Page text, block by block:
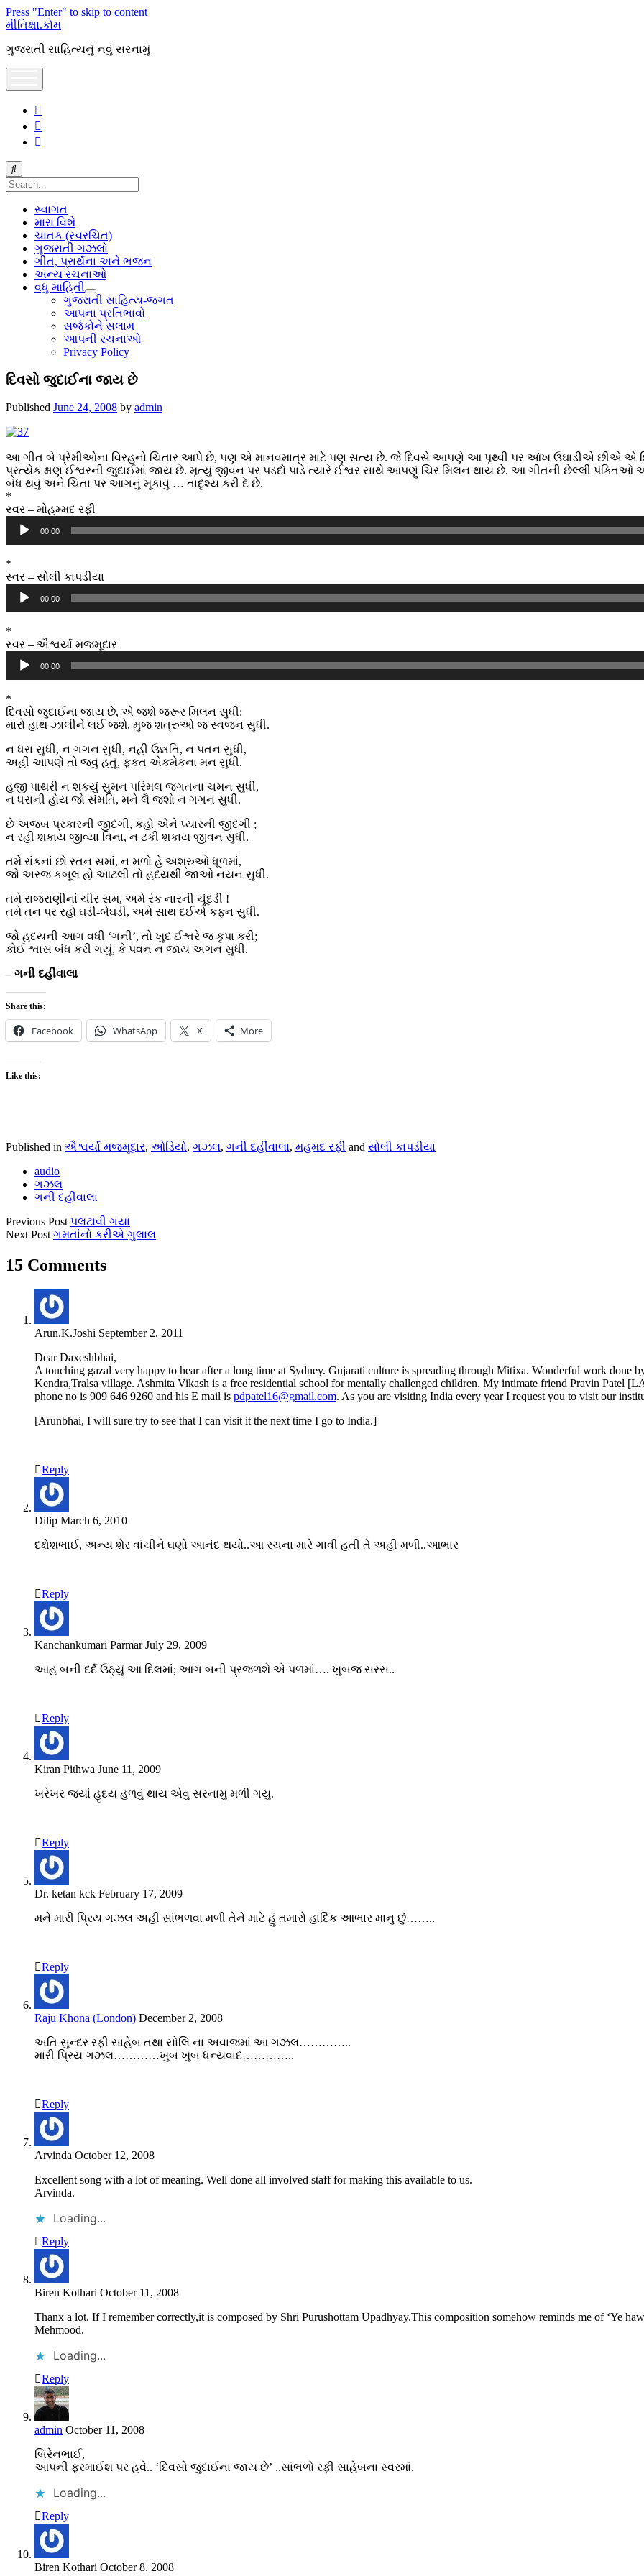
Press "Enter" to skip to content
મીતિક્ષા.કોમ
ગુજરાતી સાહિત્યનું નવું સરનામું
Search
સ્વાગત
મારા વિશે
ચાતક (સ્વરચિત)
ગુજરાતી ગઝલો
ગીત, પ્રાર્થના અને ભજન
અન્ય રચનાઓ
વધુ માહિતી
open
dropdown
menu
ગુજરાતી સાહિત્ય-જગત
આપના પ્રતિભાવો
સર્જકોને સલામ
આપની રચનાઓ
Privacy Policy
દિવસો જુદાઈના જાય છે
Published June 24, 2008 by admin
આ ગીત બે પ્રેમીઓના વિરહનો ચિતાર આપે છે, પણ એ માનવમાત્ર માટે પણ સત્ય છે. જે દિવસે આપણે આ પૃથ્વી પર આંખ ઉઘાડીએ છીએ એ
પ્રત્યેક ક્ષણ ઈશ્વરની જુદાઈમાં જાય છે. મૃત્યું જીવન પર પડદો પાડે ત્યારે ઈશ્વર સાથે આપણું ચિર મિલન થાય છે. આ ગીતની છેલ્લી
બંધ થવું અને ચિતા પર આગનું મૂકાવું … તાદૃશ્ય કરી દે છે.
*
સ્વર – મોહમ્મદ રફી
Audio
Player
00:00
*
સ્વર – સોલી કાપડીયા
Audio
Player
00:00
*
સ્વર – ઐશ્વર્યા મજમૂદાર
Audio
Player
00:00
*
દિવસો જુદાઈના જાય છે, એ જશે જરૂર મિલન સુધી:
મારો હાથ ઝાલીને લઈ જશે, મુજ શત્રુઓ જ સ્વજન સુધી.
ન ધરા સુધી, ન ગગન સુધી, નહી ઉન્નતિ, ન પતન સુધી,
અહીં આપણે તો જવું હતું, ફકત એકમેકના મન સુધી.
હજી પાથરી ન શકયું સુમન પરિમલ જગતના ચમન સુધી,
ન ધરાની હોય જો સંમતિ, મને લૈ જશો ન ગગન સુધી.
છે અજબ પ્રકારની જીદંગી, કહો એને પ્યારની જીદંગી ;
ન રહી શકાય જીવ્યા વિના, ન ટકી શકાય જીવન સુધી.
તમે રાંકનાં છો રતન સમાં, ન મળો હે અશ્રુઓ ધૂળમાં,
જો અરજ કબૂલ હો આટલી તો હદયથી જાઓ નયન સુધી.
તમે રાજરાણીનાં ચીર સમ, અમે રંક નારની ચૂંદડી !
તમે તન પર રહો ઘડી-બેઘડી, અમે સાથ દઈએ કફન સુધી.
જો હદયની આગ વધી ‘ગની’, તો ખુદ ઈશ્વરે જ કૃપા કરી;
કોઈ શ્વાસ બંધ કરી ગયું, કે પવન ન જાય અગન સુધી.
– ગની દહીંવાલા
Share this:
Facebook WhatsApp X More
Like this:
Published in ઐશ્વર્યા મજમૂદાર, ઓડિયો, ગઝલ, ગની દહીંવાલા, મહમદ રફી and સોલી કાપડીયા
audio
ગઝલ
ગની દહીંવાલા
Previous Post પલટાવી ગયા
Next Post ગમતાંનો કરીએ ગુલાલ
15 Comments
Arun.K.Joshi September 2, 2011
Dear Daxeshbhai,
A touching gazal very happy to hear after a long time at Sydney. Gujarati culture is spreading through Mitixa. Wonderful work done
Kendra,Tralsa village. Ashmita Vikash is a free residential school for mentally challenged children. My intimate friend Pravin Patel
phone no is 909 646 9260 and his E mail is pdpatel16@gmail.com. As you are visiting India every year I request you to visit our
[Arunbhai, I will sure try to see that I can visit it the next time I go to India.]
Reply
Dilip March 6, 2010
દક્ષેશભાઈ, અન્ય શેર વાંચીને ઘણો આનંદ થયો..આ રચના મારે ગાવી હતી તે અહી મળી..આભાર
Reply
Kanchankumari Parmar July 29, 2009
આહ બની દર્દ ઉઠ્યું આ દિલમાં; આગ બની પ્રજળશે એ પળમાં…. ખુબજ સરસ..
Reply
Kiran Pithwa June 11, 2009
ખરેખર જ્યાં હૃદય હળવું થાય એવુ સરનામુ મળી ગયુ.
Reply
Dr. ketan kck February 17, 2009
મને મારી પ્રિય ગઝલ અહીં સાંભળવા મળી તેને માટે હું તમારો હાર્દિક આભાર માનુ છું……..
Reply
Raju Khona (London) December 2, 2008
અતિ સુન્દર રફી સાહેબ તથા સોલિ ના અવાજમાં આ ગઝલ…………..
મારી પ્રિય ગઝલ…………ખુબ ખુબ ધન્યવાદ…………..
Reply
Arvinda October 12, 2008
Excellent song with a lot of meaning. Well done all involved staff for making this available to us.
Arvinda.
Loading...
Reply
Biren Kothari October 11, 2008
Thanx a lot. If I remember correctly,it is composed by Shri Purushottam Upadhyay.This composition somehow reminds me of ‘Ye
Mehmood.
Loading...
Reply
admin October 11, 2008
બિરેનભાઈ,
આપની ફરમાઈશ પર હવે.. ‘દિવસો જુદાઈના જાય છે’ ..સાંભળો રફી સાહેબના સ્વરમાં.
Loading...
Reply
Biren Kothari October 8, 2008